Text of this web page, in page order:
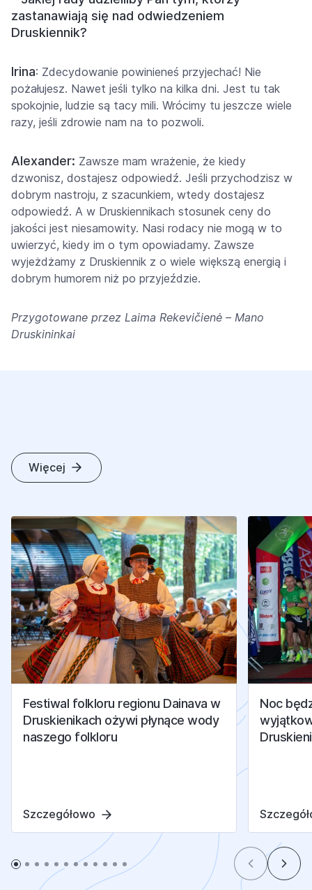
zastanawiają się nad odwiedzeniem
Druskiennik?
Irina: Zdecydowanie powinieneś przyjechać! Nie
pożałujesz. Nawet jeśli tylko na kilka dni. Jest tu tak
spokojnie, ludzie są tacy mili. Wrócimy tu jeszcze wiele
razy, jeśli zdrowie nam na to pozwoli.
Alexander: Zawsze mam wrażenie, że kiedy
dzwonisz, dostajesz odpowiedź. Jeśli przychodzisz w
dobrym nastroju, z szacunkiem, wtedy dostajesz
odpowiedź. A w Druskiennikach stosunek ceny do
jakości jest niesamowity. Nasi rodacy nie mogą w to
uwierzyć, kiedy im o tym opowiadamy. Zawsze
wyjeżdżamy z Druskiennik z o wiele większą energią i
dobrym humorem niż po przyjeździe.
Przygotowane przez Laima Rekevičienė – Mano
Druskininkai
Więcej
Festiwal folkloru regionu Dainava w
Druskienikach ożywi płynące wody
naszego folkloru
Szczegółowo
Noc